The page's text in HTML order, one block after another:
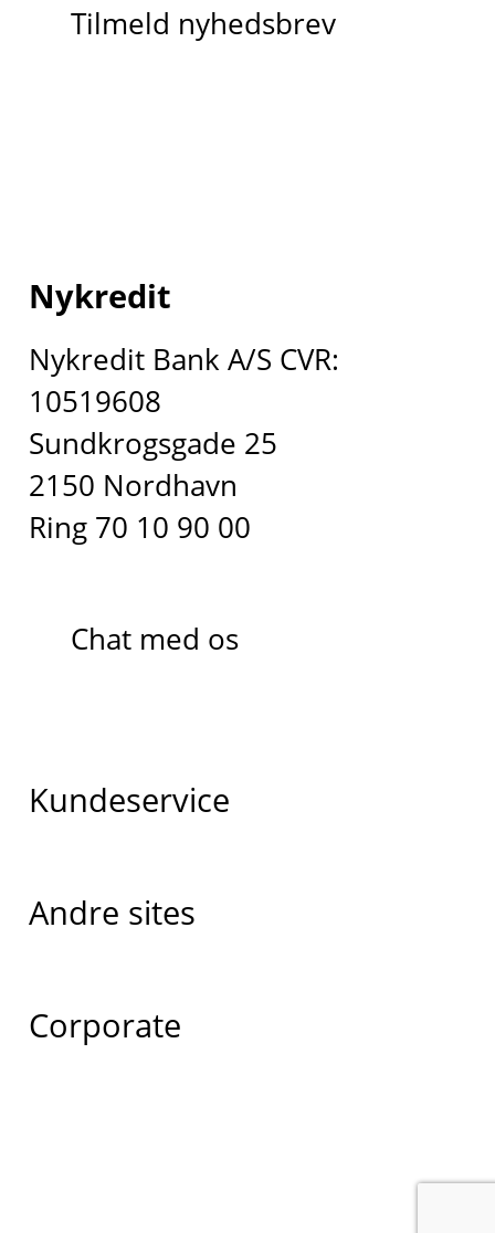
Tilmeld nyhedsbrev
Nykredit
Nykredit Bank A/S CVR:
10519608
Sundkrogsgade 25
2150 Nordhavn
Ring 70 10 90 00
Chat med os
Kundeservice
Andre sites
Corporate